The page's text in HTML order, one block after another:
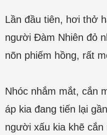
Lần đầu tiên, hơi thở
người Đàm Nhiên đỏ
nõn phiếm hồng, rất
Nhóc nhắm mắt, cắn
áp kia đang tiến lại
người xấu kia khẽ